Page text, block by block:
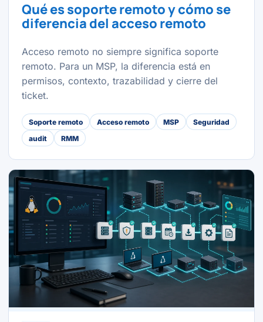
Qué es soporte remoto y cómo se
diferencia del acceso remoto
Acceso remoto no siempre significa soporte
remoto. Para un MSP, la diferencia está en
permisos, contexto, trazabilidad y cierre del
ticket.
Soporte remoto Acceso remoto MSP
Seguridad
audit
RMM